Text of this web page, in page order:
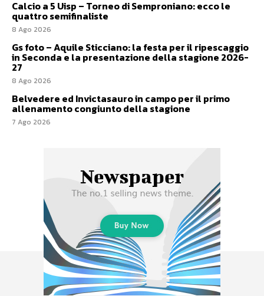
Calcio a 5 Uisp – Torneo di Semproniano: ecco le
quattro semifinaliste
8 Ago 2026
Gs foto – Aquile Sticciano: la festa per il ripescaggio
in Seconda e la presentazione della stagione 2026-
27
8 Ago 2026
Belvedere ed Invictasauro in campo per il primo
allenamento congiunto della stagione
7 Ago 2026